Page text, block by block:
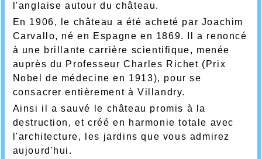
l'anglaise autour du château.
En 1906, le château a été acheté par Joachim
Carvallo, né en Espagne en 1869. Il a renoncé
à une brillante carrière scientifique, menée
auprès du Professeur Charles Richet (Prix
Nobel de médecine en 1913), pour se
consacrer entièrement à Villandry.
Ainsi il a sauvé le château promis à la
destruction, et créé en harmonie totale avec
l'architecture, les jardins que vous admirez
aujourd'hui.